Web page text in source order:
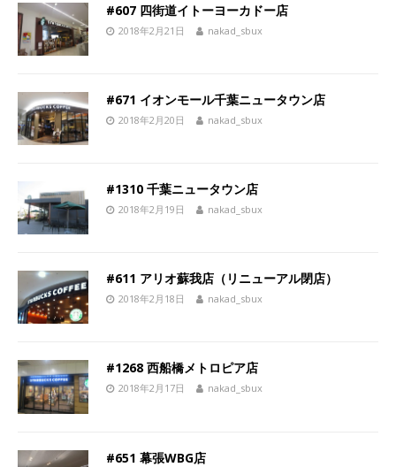
#607 四街道イトーヨーカドー店
2018年2月21日 nakad_sbux
#671 イオンモール千葉ニュータウン店
2018年2月20日 nakad_sbux
#1310 千葉ニュータウン店
2018年2月19日 nakad_sbux
#611 アリオ蘇我店（リニューアル閉店）
2018年2月18日 nakad_sbux
#1268 西船橋メトロピア店
2018年2月17日 nakad_sbux
#651 幕張WBG店